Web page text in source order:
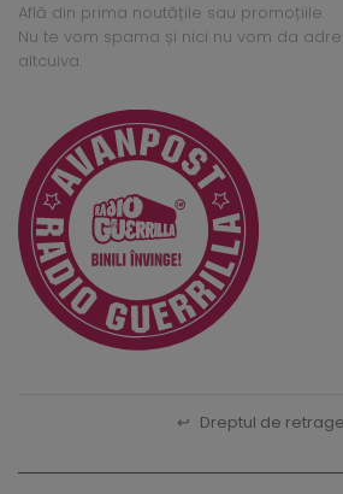
Află din prima noutățile sau promoțiile.
Nu te vom spama și nici nu vom da
altcuiva.
↩ Dreptul de